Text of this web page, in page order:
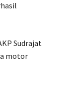
Sudrajat
motor